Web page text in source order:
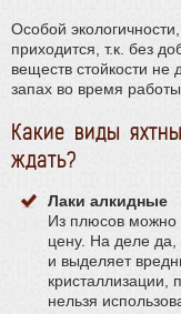
Особой
приходится, т.к. без
веществ стойкости не
запах во время работы
Какие виды
ждать?
Лаки алкидные
Из плюсов можно
цену. На деле да,
и выделяет
кристаллизации,
нельзя